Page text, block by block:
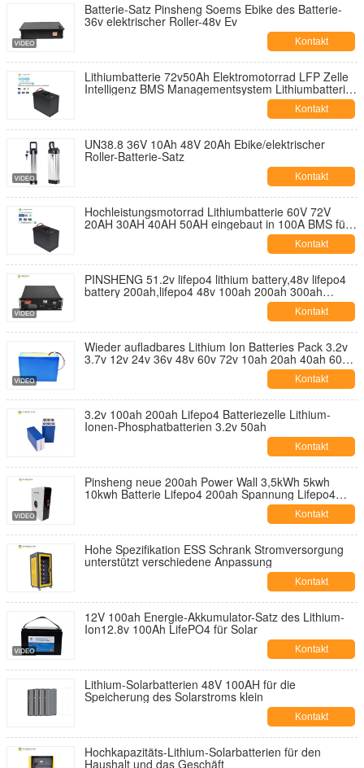
Batterie-Satz Pinsheng Soems Ebike des Batterie-
36v elektrischer Roller-48v Ev
Kontakt
Lithiumbatterie 72v50Ah Elektromotorrad LFP Zelle
Intelligenz BMS Managementsystem Lithiumbatterie
Kontakt
UN38.8 36V 10Ah 48V 20Ah Ebike/elektrischer
Roller-Batterie-Satz
Kontakt
Hochleistungsmotorrad Lithiumbatterie 60V 72V
20AH 30AH 40AH 50AH eingebaut in 100A BMS für
Kontakt
PINSHENG 51.2v lifepo4 lithium battery,48v lifepo4
battery 200ah,lifepo4 48v 100ah 200ah 300ah
Kontakt
Wieder aufladbares Lithium Ion Batteries Pack 3.2v
3.7v 12v 24v 36v 48v 60v 72v 10ah 20ah 40ah 60ah
Kontakt
3.2v 100ah 200ah Lifepo4 Batteriezelle Lithium-
Ionen-Phosphatbatterien 3.2v 50ah
Kontakt
Pinsheng neue 200ah Power Wall 3,5kWh 5kwh
10kwh Batterie Lifepo4 200ah Spannung Lifepo4
Kontakt
Hohe Spezifikation ESS Schrank Stromversorgung
unterstützt verschiedene Anpassung
Kontakt
12V 100ah Energie-Akkumulator-Satz des Lithium-
Ion12.8v 100Ah LifePO4 für Solar
Kontakt
Lithium-Solarbatterien 48V 100AH für die
Speicherung des Solarstroms klein
Kontakt
Hochkapazitäts-Lithium-Solarbatterien für den
Haushalt und das Geschäft